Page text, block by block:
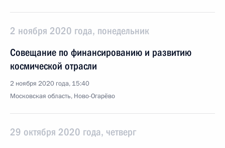
2 ноября 2020 года, понедельник
Совещание по финансированию и развитию
космической отрасли
2 ноября 2020 года, 15:40
Московская область, Ново-Огарёво
29 октября 2020 года, четверг